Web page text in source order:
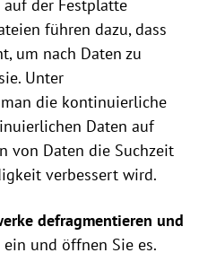
der Festplatte
führen dazu, dass
um nach Daten zu
Unter
die kontinuierliche
Daten auf
von Daten die Suchzeit
verbessert wird.
defragmentieren und
ein und öffnen Sie es.